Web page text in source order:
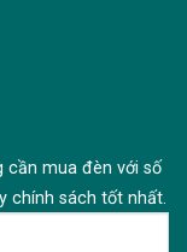
cần mua đèn với số
chính sách tốt nhất.